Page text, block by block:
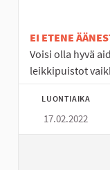
EI ETENE
Voisi olla hyvä
leikkipuistot
LUONTIAIKA
17.02.2022